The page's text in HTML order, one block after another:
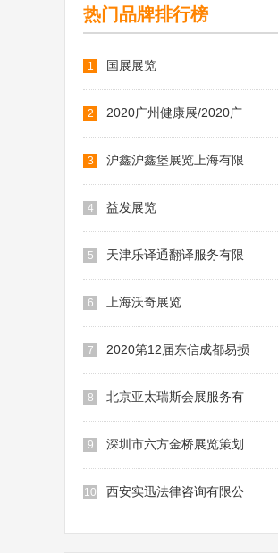
热门品牌排行榜
1 国展展览
2 2020广州健康展/2020广
3 沪鑫沪鑫堡展览上海有限
4 益发展览
5 天津乐译通翻译服务有限
6 上海沃奇展览
7 2020第12届东信成都易损
8 北京亚太瑞斯会展服务有
9 深圳市六方金桥展览策划
10 西安实迅法律咨询有限公